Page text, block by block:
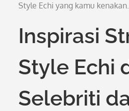
Style Echi yang kamu kenakan.
Inspirasi
Style Echi
Selebriti